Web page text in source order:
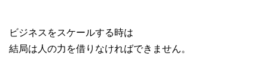
ビジネスをスケールする時は
結局は人の力を借りなければできません。